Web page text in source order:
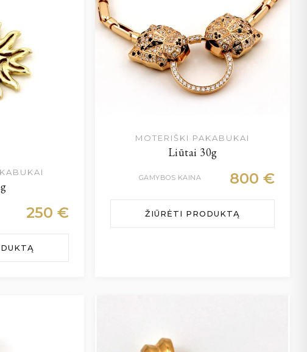
250 €
MOTERIŠKI PAKABUKAI
Liūtai 30g
GAMYBOS KAINA 800 €
ŽIŪRĖTI PRODUKTĄ